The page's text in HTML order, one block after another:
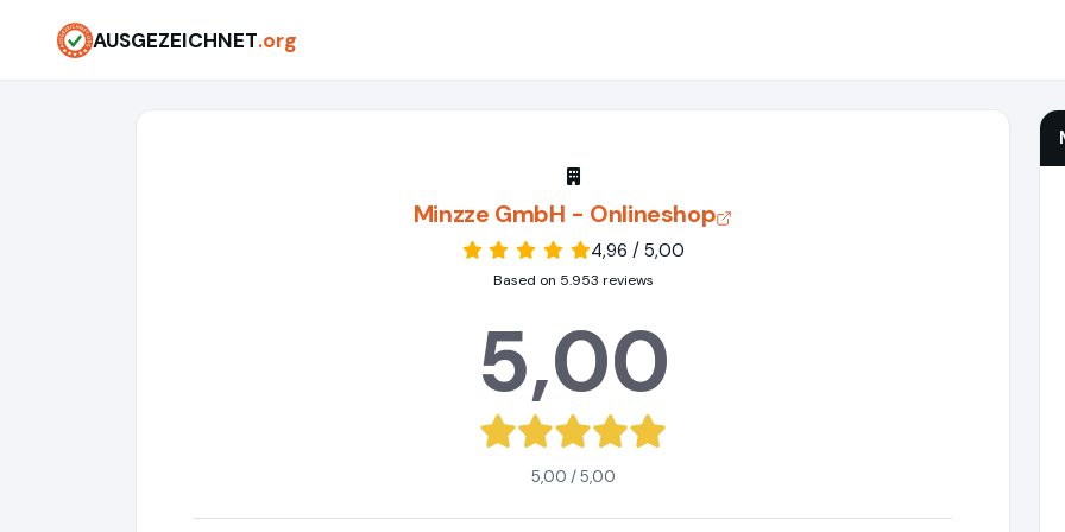
AUSGEZEICHNET.org
Minzze GmbH - Onlineshop
4,96 / 5,00
Based on 5.953 reviews
5,00
5,00 / 5,00